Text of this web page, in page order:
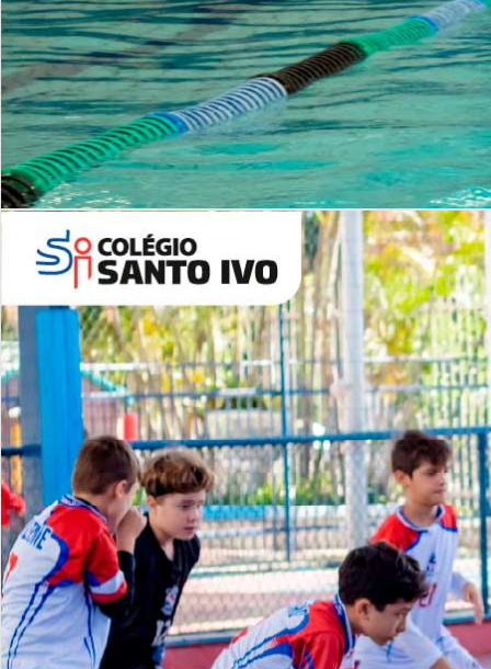
Período Integral | Saiba mais
INSTITUCIONAL
Lista de vídeos
NOSSOCANAL